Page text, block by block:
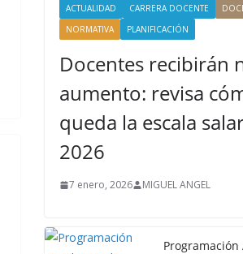
ACTUALIDAD CARRERA DOCENTE
NORMATIVA
PLANIFICACIÓN
Docentes recibirán
aumento: revisa
queda la escala
2026
7 enero, 2026 MIGUEL ANGEL
Programación